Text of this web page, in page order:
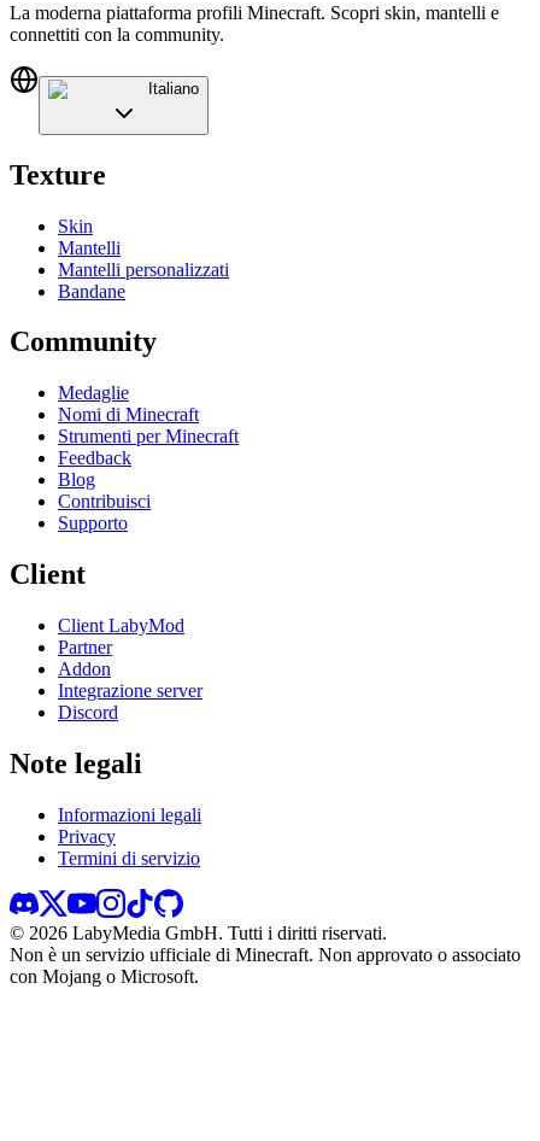
La moderna piattaforma profili Minecraft. Scopri skin, mantelli e
connettiti con la community.
Italiano
Texture
Skin
Mantelli
Mantelli personalizzati
Bandane
Community
Medaglie
Nomi di Minecraft
Strumenti per Minecraft
Feedback
Blog
Contribuisci
Supporto
Client
Client LabyMod
Partner
Addon
Integrazione server
Discord
Note legali
Informazioni legali
Privacy
Termini di servizio
© 2026 LabyMedia GmbH. Tutti i diritti riservati.
Non è un servizio ufficiale di Minecraft. Non approvato o associato
con Mojang o Microsoft.